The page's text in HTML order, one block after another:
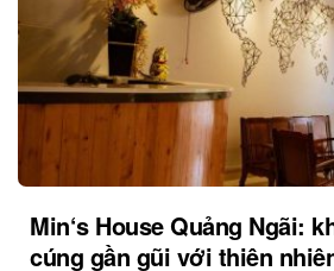
Min‘s House Quảng Ngãi:
cúng gần gũi với thiên